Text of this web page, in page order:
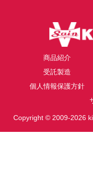
商品紹介
受託製造
個人情報保護方針
Copyright © 2009-2026